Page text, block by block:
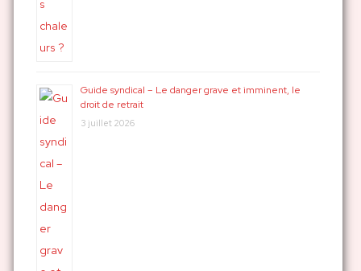
Guide syndical – Le danger grave et imminent, le
droit de retrait
3 juillet 2026